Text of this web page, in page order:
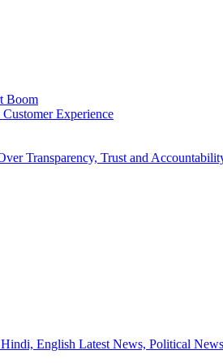
Boom
Experience
Transparency, Trust and